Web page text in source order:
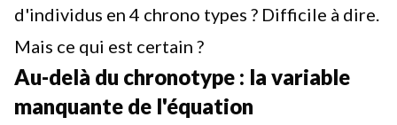
d'individus en 4 chrono types ? Difficile à dire.
Mais ce qui est certain ?
Au-delà du chronotype : la variable
manquante de l'équation